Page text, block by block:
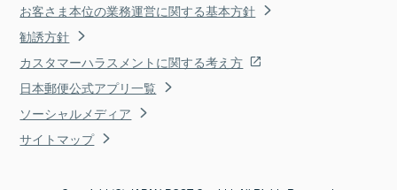
お客さま本位の業務運営に関する基本方針
勧誘方針
カスタマーハラスメントに関する考え方
日本郵便公式アプリ一覧
ソーシャルメディア
サイトマップ